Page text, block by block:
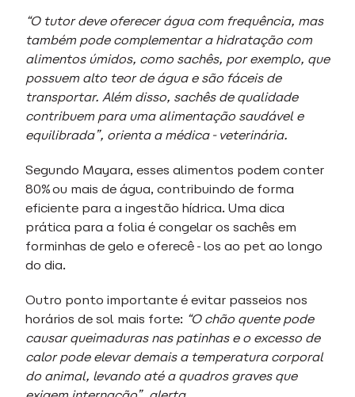
“O tutor deve oferecer água com frequência, mas
também pode complementar a hidratação com
alimentos úmidos, como sachês, por exemplo, que
possuem alto teor de água e são fáceis de
transportar. Além disso, sachês de qualidade
contribuem para uma alimentação saudável e
equilibrada”, orienta a médica-veterinária.
Segundo Mayara, esses alimentos podem conter
80% ou mais de água, contribuindo de forma
eficiente para a ingestão hídrica. Uma dica
prática para a folia é congelar os sachês em
forminhas de gelo e oferecê-los ao pet ao longo
do dia.
Outro ponto importante é evitar passeios nos
horários de sol mais forte: “O chão quente pode
causar queimaduras nas patinhas e o excesso de
calor pode elevar demais a temperatura corporal
do animal, levando até a quadros graves que